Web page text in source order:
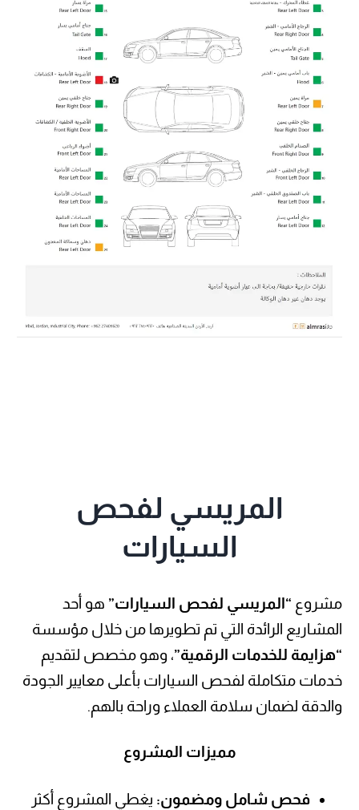
“المريسي لفحص السيارات”
“هزايمة للخدمات الرقمية”، وهو مخصص لتقديم
خدمات متكاملة لفحص السيارات بأعلى معايير الجودة
والدقة لضمان سلامة العملاء وراحة بالهم.
مميزات المشروع
من 350 نقطة فحص لضمان أمان السيارة
وسلامتها، بما يشمل فحص المحرك، ناقل